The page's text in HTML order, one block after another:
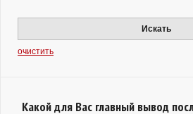
Искать
очистить
Какой для Вас главный вывод